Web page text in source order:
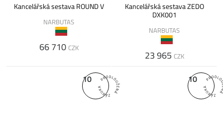
Kancelářská sestava ROUND V
NARBUTAS
66 710 CZK
Kancelářská sestava ZEDO
DXK001
NARBUTAS
23 965 CZK
10 10